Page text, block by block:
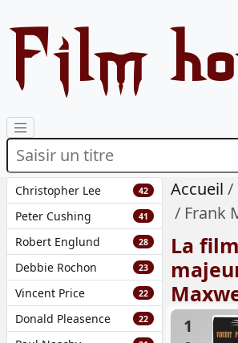
Film
Christopher Lee 42
Peter Cushing 41
Robert Englund 28
Debbie Rochon 23
Vincent Price 22
Donald Pleasence 22
Accueil
Frank
La